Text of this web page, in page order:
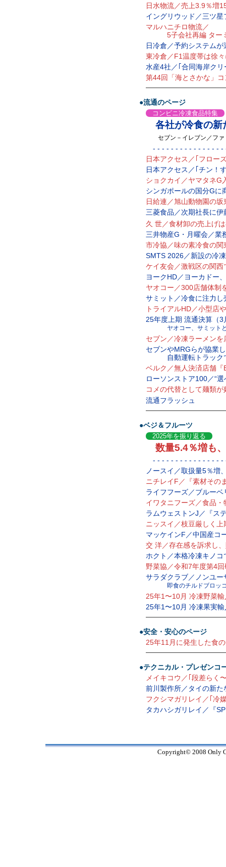
日水物流／売上3.9％増
イングリウッド／三ツ
マルハニチロ物流／
5子会社再編 ターミ
日冷倉／予約システム
東冷倉／F1温度帯は徐
水産4社／｢合同海岸ク
第44回「海とさかな」
●流通のページ
コンビニ冷凍食品特集
各社が冷食の新
セブン－イレブン／ファ
- - - - - - - - - - - - - - - -
日本アクセス／｢フロー
日本アクセス／｢チン！
ショクカイ／ヤマタネG
シンガポールの国分Gに
日給連／旭山動物園の
三菱食品／次期社長に伊
久 世／食材卸の売上げ
三井物産G・月曜会／業
市冷協／味の素冷食の関
SMTS 2026／新設の冷
ケイ友会／激戦区の関
ヨークHD／ヨーカドー
ヤオコー／300店舗体制
サミット／冷食に注力
トライアルHD／小型店
25年度上期 流通決算（3
ヤオコー、サミット
セブン／冷凍ラーメン
セブンやMRGらが協業し
自動運転トラックで
ベルク／無人決済店舗
ローソンストア100／“
コメの代替として麺類が
流通フラッシュ
●ベジ＆フルーツ
2025年を振り返る
数量5.4％増も
- - - - - - - - - - - - - - - -
ノースイ／取扱量5％増
ニチレイF／『素材その
ライフフーズ／ブルー
イワタニフーズ／食品
ラムウェストンJ／『ス
ニッスイ／枝豆厳しく
マッケインF／中国産コ
交 洋／存在感を訴求し
ホクト／本格冷凍キノ
野菜協／令和7年度第4
サラダクラブ／ノンユ
即食のチルドブロッ
25年1〜10月 冷凍野菜
25年1〜10月 冷凍果実
●安全・安心のページ
25年11月に発生した食
●テクニカル・プレゼンコ
メイキコウ／｢段差らく
前川製作所／タイの新
フクシマガリレイ／｢冷
タカハシガリレイ／『
Copyright© 2008 Only